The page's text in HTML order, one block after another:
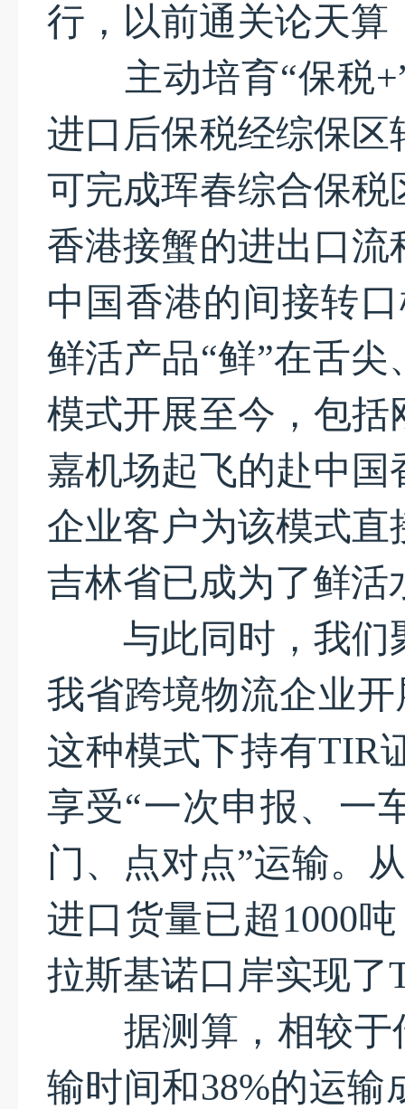
行，以前通关论天算
主动培育“保税+”
进口后保税经综保
可完成珲春综合保
香港接蟹的进出口
中国香港的间接转
鲜活产品“鲜”在舌尖
模式开展至今，包
嘉机场起飞的赴中
企业客户为该模式
吉林省已成为了鲜活
与此同时，我们
我省跨境物流企业
这种模式下持有TIR
享受“一次申报、一
门、点对点”运输。
进口货量已超1000
拉斯基诺口岸实现了
据测算，相较于
输时间和38%的运